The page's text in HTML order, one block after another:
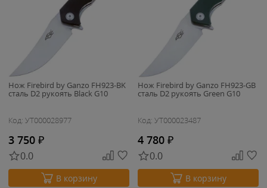
Нож Firebird by Ganzo FH923-BK
cталь D2 рукоять Black G10
Код: УТ000028977
3 750 ₽
0.0
В корзину
Нож Firebird by Ganzo FH923-GB
cталь D2 рукоять Green G10
Код: УТ000023487
4 780 ₽
0.0
В корзину